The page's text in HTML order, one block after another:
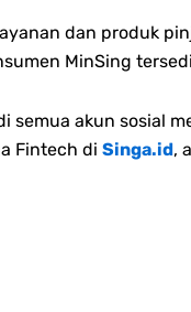
dan produk
MinSing
semua akun sosial
Fintech di Singa.id,